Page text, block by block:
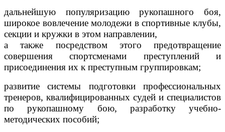
дальнейшую популяризацию рукопашного боя,
широкое вовлечение молодежи в спортивные клубы,
секции и кружки в этом направлении,
а также посредством этого предотвращение
совершения спортсменами преступлений и
присоединения их к преступным группировкам;
развитие системы подготовки профессиональных
тренеров, квалифицированных судей и специалистов
по рукопашному бою, разработку учебно-
методических пособий;